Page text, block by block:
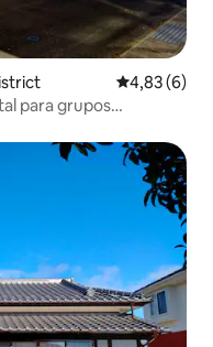
Calificación
4,83 (6)
para grupos